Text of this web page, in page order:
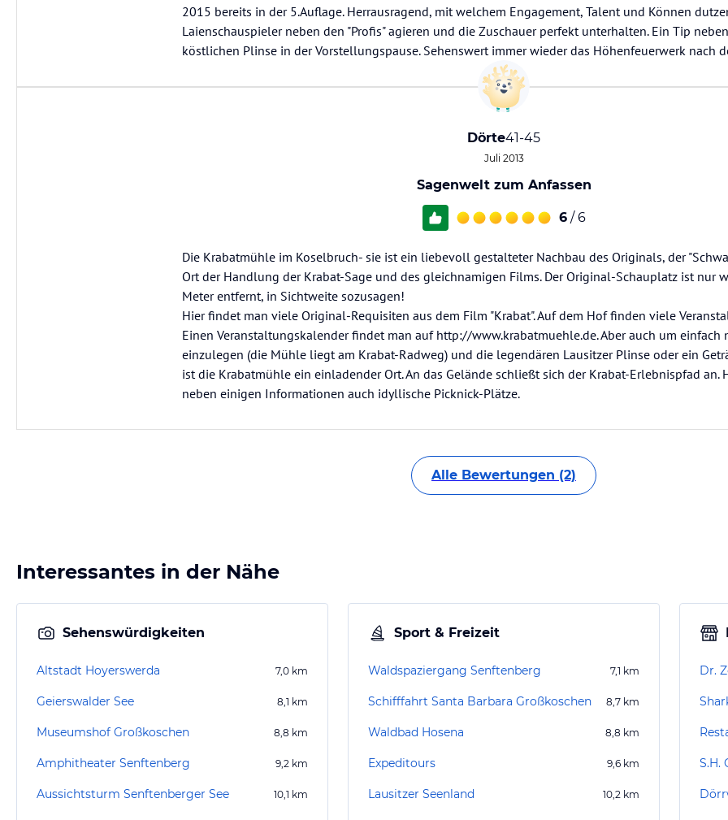
2015 bereits in der 5.Auflage. Herrausragend, mit welchem Engagement, Talent und Können
Laienschauspieler neben den "Profis" agieren und die Zuschauer perfekt unterhalten. Ein Tip
köstlichen Plinse in der Vorstellungspause. Sehenswert immer wieder das Höhenfeuerwerk nach
Dörte41-45
Juli 2013
Sagenwelt zum Anfassen
6 / 6
Die Krabatmühle im Koselbruch- sie ist ein liebevoll gestalteter Nachbau des Originals, der
Ort der Handlung der Krabat-Sage und des gleichnamigen Films. Der Original-Schauplatz ist nur
Meter entfernt, in Sichtweite sozusagen!
Hier findet man viele Original-Requisiten aus dem Film "Krabat". Auf dem Hof finden viele
Einen Veranstaltungskalender findet man auf http://www.krabatmuehle.de. Aber auch um einfach
einzulegen (die Mühle liegt am Krabat-Radweg) und die legendären Lausitzer Plinse oder ein
ist die Krabatmühle ein einladender Ort. An das Gelände schließt sich der Krabat-Erlebnispfad an.
neben einigen Informationen auch idyllische Picknick-Plätze.
Alle Bewertungen (2)
Interessantes in der Nähe
Sehenswürdigkeiten
Altstadt Hoyerswerda 7,0 km
Geierswalder See 8,1 km
Museumshof Großkoschen 8,8 km
Amphitheater Senftenberg 9,2 km
Aussichtsturm Senftenberger See 10,1 km
Sport & Freizeit
Waldspaziergang Senftenberg 7,1 km
Schifffahrt Santa Barbara Großkoschen 8,7 km
Waldbad Hosena 8,8 km
Expeditours 9,6 km
Lausitzer Seenland 10,2 km
Dr.
S.H.